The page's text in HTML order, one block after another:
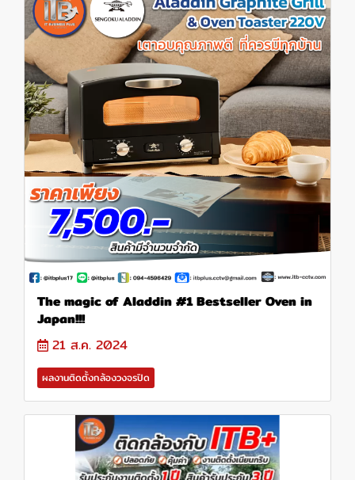
The magic of Aladdin #1 Bestseller Oven in
Japan!!!
21 ส.ค. 2024
ผลงานติดตั้งกล้องวงจรปิด